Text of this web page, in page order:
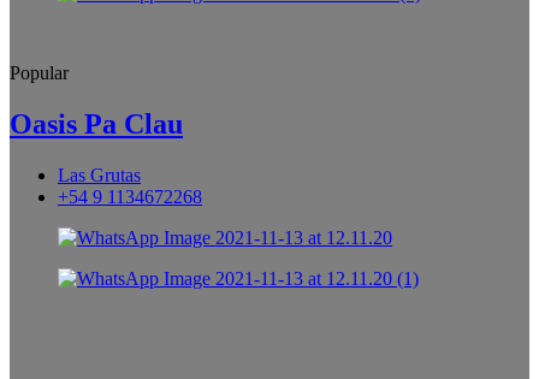
Popular
Oasis Pa Clau
Las Grutas
+54 9 1134672268